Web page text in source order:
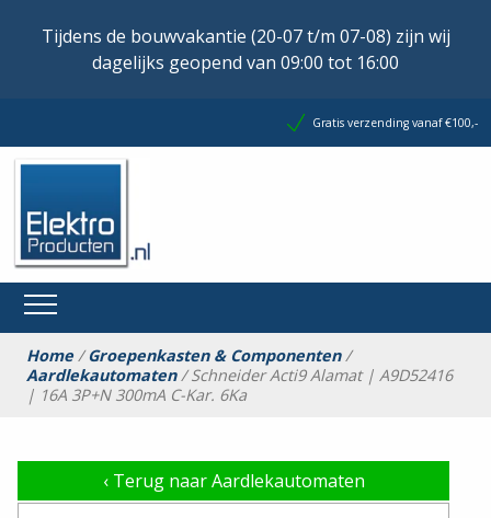
Tijdens de bouwvakantie (20-07 t/m 07-08) zijn wij
dagelijks geopend van 09:00 tot 16:00
Gratis verzending vanaf €100,-
Home/Groepenkasten & Componenten/
Aardlekautomaten/ Schneider Acti9 Alamat | A9D52416
| 16A 3P+N 300mA C-Kar. 6Ka
‹Terug naar Aardlekautomaten